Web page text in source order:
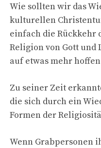
Wie sollten wir das
kulturellen
einfach die Rückkehr
Religion von Gott und
auf etwas mehr
Zu seiner Zeit
die sich durch ein
Formen der
Wenn Grabpersonen